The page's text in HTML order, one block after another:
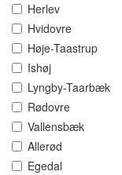
Herlev
Hvidovre
Høje-Taastrup
Ishøj
Lyngby-Taarbæk
Rødovre
Vallensbæk
Allerød
Egedal